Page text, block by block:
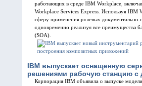
работающих в среде IBM Workplace,
Workplace Services Express. Используя IBM
сферу применения ролевых
одновременно реализуя все преимущества
(SOA).
IBM выпускает оснащенную
решениями рабочую станцию
Корпорация IBM объявила о выпуске